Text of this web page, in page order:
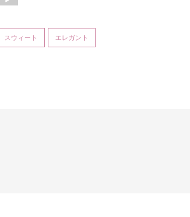
スウィート エレガント